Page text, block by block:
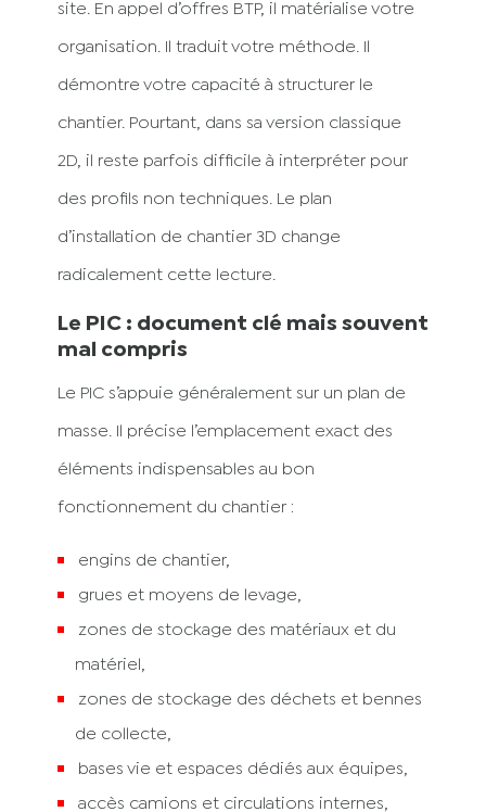
site. En appel d’offres BTP, il matérialise votre
organisation. Il traduit votre méthode. Il
démontre votre capacité à structurer le
chantier. Pourtant, dans sa version classique
2D, il reste parfois difficile à interpréter pour
des profils non techniques. Le plan
d’installation de chantier 3D change
radicalement cette lecture.
Le PIC : document clé mais souvent
mal compris
Le PIC s’appuie généralement sur un plan de
masse. Il précise l’emplacement exact des
éléments indispensables au bon
fonctionnement du chantier :
engins de chantier,
grues et moyens de levage,
zones de stockage des matériaux et du
matériel,
zones de stockage des déchets et bennes
de collecte,
bases vie et espaces dédiés aux équipes,
accès camions et circulations internes,